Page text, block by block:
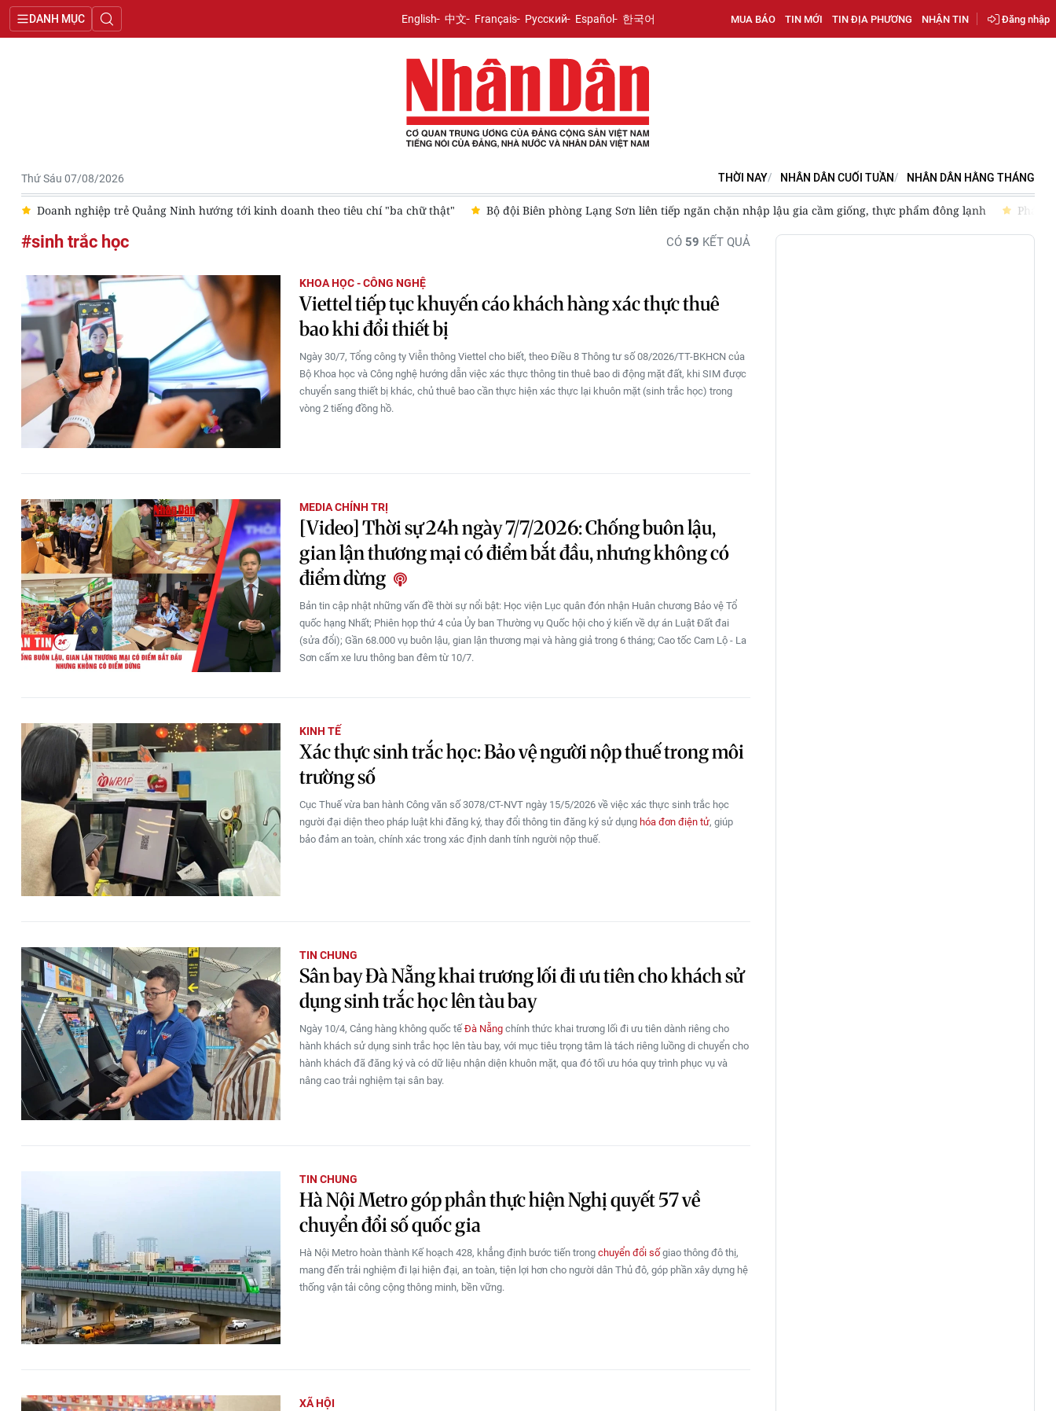
DANH MỤC English 中文 Français Русский Español 한국어 MUA BÁO TIN MỚI TIN ĐỊA PHƯƠNG NHẬN TIN Đăng nhập
Thứ Sáu 07/08/2026 THỜI NAY NHÂN DÂN CUỐI TUẦN NHÂN DÂN HẰNG THÁNG
Doanh nghiệp trẻ Quảng Ninh hướng tới kinh doanh theo tiêu chí "ba chữ thật" Bộ đội Biên phòng Lạng Sơn liên tiếp ngăn chặn nhập lậu gia cầm giống, thực phẩm đông lạnh Phát
#sinh trắc học CÓ 59 KẾT QUẢ
KHOA HỌC - CÔNG NGHỆ
Viettel tiếp tục khuyến cáo khách hàng xác thực thuê
bao khi đổi thiết bị
Ngày 30/7, Tổng công ty Viễn thông Viettel cho biết, theo Điều 8 Thông tư số 08/2026/TT-BKHCN của
Bộ Khoa học và Công nghệ hướng dẫn việc xác thực thông tin thuê bao di động mặt đất, khi SIM được
chuyển sang thiết bị khác, chủ thuê bao cần thực hiện xác thực lại khuôn mặt (sinh trắc học) trong
vòng 2 tiếng đồng hồ.
MEDIA CHÍNH TRỊ
[Video] Thời sự 24h ngày 7/7/2026: Chống buôn lậu,
gian lận thương mại có điểm bắt đầu, nhưng không có
điểm dừng
Bản tin cập nhật những vấn đề thời sự nổi bật: Học viện Lục quân đón nhận Huân chương Bảo vệ Tổ
quốc hạng Nhất; Phiên họp thứ 4 của Ủy ban Thường vụ Quốc hội cho ý kiến về dự án Luật Đất đai
(sửa đổi); Gần 68.000 vụ buôn lậu, gian lận thương mại và hàng giả trong 6 tháng; Cao tốc Cam Lộ - La
Sơn cấm xe lưu thông ban đêm từ 10/7.
KINH TẾ
Xác thực sinh trắc học: Bảo vệ người nộp thuế trong môi
trường số
Cục Thuế vừa ban hành Công văn số 3078/CT-NVT ngày 15/5/2026 về việc xác thực sinh trắc học
người đại diện theo pháp luật khi đăng ký, thay đổi thông tin đăng ký sử dụng hóa đơn điện tử, giúp
bảo đảm an toàn, chính xác trong xác định danh tính người nộp thuế.
TIN CHUNG
Sân bay Đà Nẵng khai trương lối đi ưu tiên cho khách sử
dụng sinh trắc học lên tàu bay
Ngày 10/4, Cảng hàng không quốc tế Đà Nẵng chính thức khai trương lối đi ưu tiên dành riêng cho
hành khách sử dụng sinh trắc học lên tàu bay, với mục tiêu trọng tâm là tách riêng luồng di chuyển cho
hành khách đã đăng ký và có dữ liệu nhận diện khuôn mặt, qua đó tối ưu hóa quy trình phục vụ và
nâng cao trải nghiệm tại sân bay.
TIN CHUNG
Hà Nội Metro góp phần thực hiện Nghị quyết 57 về
chuyển đổi số quốc gia
Hà Nội Metro hoàn thành Kế hoạch 428, khẳng định bước tiến trong chuyển đổi số giao thông đô thị,
mang đến trải nghiệm đi lại hiện đại, an toàn, tiện lợi hơn cho người dân Thủ đô, góp phần xây dựng hệ
thống vận tải công cộng thông minh, bền vững.
XÃ HỘI